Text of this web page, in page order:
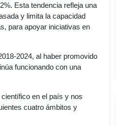
Esta tendencia refleja una
y limita la capacidad
para apoyar iniciativas en
2024, al haber promovido
funcionando con una
en el país y nos
cuatro ámbitos y